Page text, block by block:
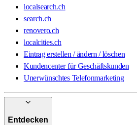
localsearch.ch
search.ch
renovero.ch
localcities.ch
Eintrag erstellen / ändern / löschen
Kundencenter für Geschäftskunden
Unerwünschtes Telefonmarketing
Entdecken